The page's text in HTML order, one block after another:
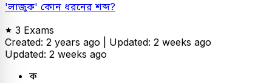
'লাজুক' কোন ধরনের শব্দ?
3 Exams
Created: 2 years ago | Updated: 2 weeks ago
Updated: 2 weeks ago
ক